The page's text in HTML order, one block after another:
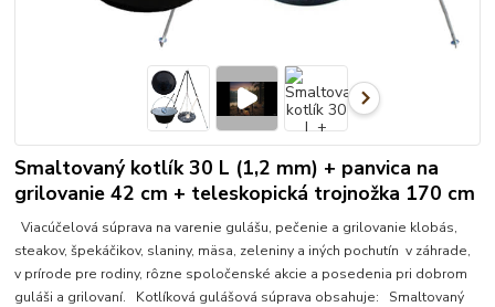
Smaltovaný kotlík 30 L (1,2 mm) + panvica na
grilovanie 42 cm + teleskopická trojnožka 170 cm
Viacúčelová súprava na varenie gulášu, pečenie a grilovanie klobás,
steakov, špekáčikov, slaniny, mäsa, zeleniny a iných pochutín v záhrade,
v prírode pre rodiny, rôzne spoločenské akcie a posedenia pri dobrom
guláši a grilovaní. Kotlíková gulášová súprava obsahuje: Smaltovaný